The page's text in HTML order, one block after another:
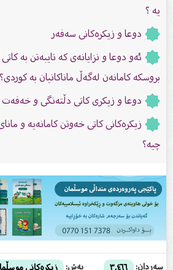
یە ؟
دوعا و زیکرەکانى سەفەر
ئەو دوعا و نزایانەى کە تایبەتن بە کاتى
بروسکە کامانەن لەگەڵ ماناکانیان بە کوردی؟
دوعا و زیکرى کاتى دڵتەنگی و خەفەت و
زیکرەکانى کاتى خەوتن کامانەیە و
چیە؟
سەردان: بەش: